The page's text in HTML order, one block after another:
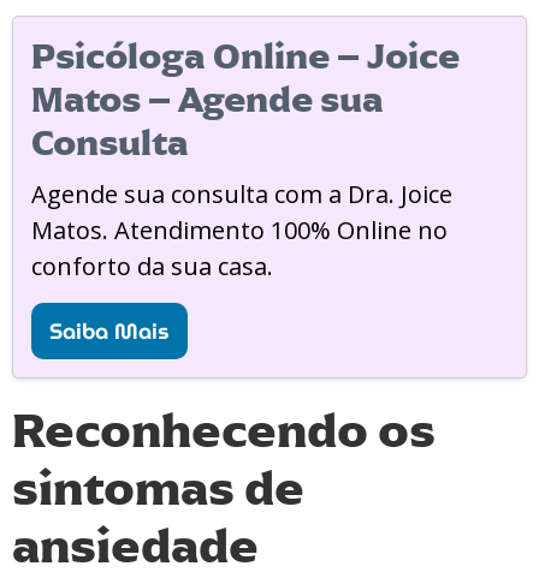
Psicóloga Online – Joice
Matos – Agende sua
Consulta
Agende sua consulta com a Dra. Joice
Matos. Atendimento 100% Online no
conforto da sua casa.
Saiba Mais
Reconhecendo os
sintomas de
ansiedade